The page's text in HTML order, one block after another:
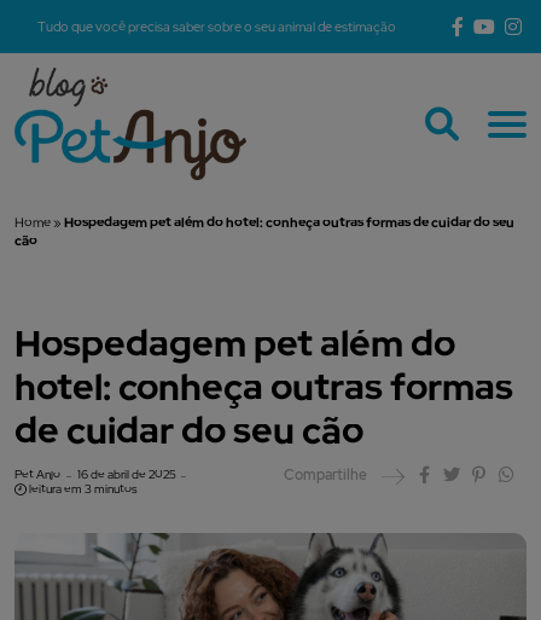
Tudo que você precisa saber sobre o seu animal de estimação
Home » Hospedagem pet além do hotel: conheça outras formas de cuidar do seu
cão
Hospedagem pet além do
hotel: conheça outras formas
de cuidar do seu cão
Pet Anjo
16 de abril de 2025
leitura em 3 minutos
Compartilhe